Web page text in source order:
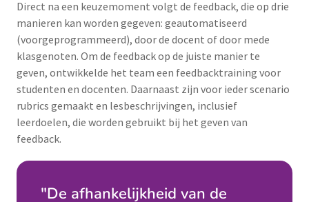
Direct na een keuzemoment volgt de feedback, die op drie
manieren kan worden gegeven: geautomatiseerd
(voorgeprogrammeerd), door de docent of door mede
klasgenoten. Om de feedback op de juiste manier te
geven, ontwikkelde het team een feedbacktraining voor
studenten en docenten. Daarnaast zijn voor ieder scenario
rubrics gemaakt en lesbeschrijvingen, inclusief
leerdoelen, die worden gebruikt bij het geven van
feedback.
"De afhankelijkheid van de